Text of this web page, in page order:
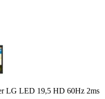
LG LED 19,5 HD 60Hz 2ms